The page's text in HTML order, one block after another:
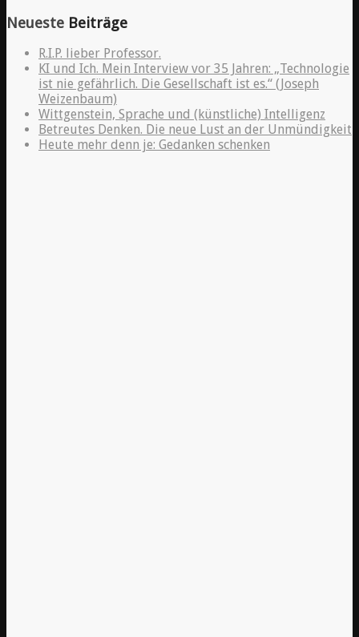
Neueste Beiträge
R.I.P. lieber Professor.
KI und Ich. Mein Interview vor 35 Jahren: „Technologie
ist nie gefährlich. Die Gesellschaft ist es.“ (Joseph
Weizenbaum)
Wittgenstein, Sprache und (künstliche) Intelligenz
Betreutes Denken. Die neue Lust an der Unmündigkeit
Heute mehr denn je: Gedanken schenken